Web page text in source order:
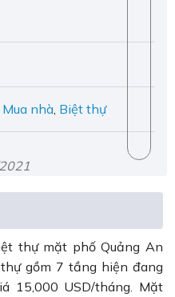
Mua nhà Biệt thự
thự mặt phố Quảng An
gồm 7 tầng hiện đang
15,000 USD/tháng. Mặt